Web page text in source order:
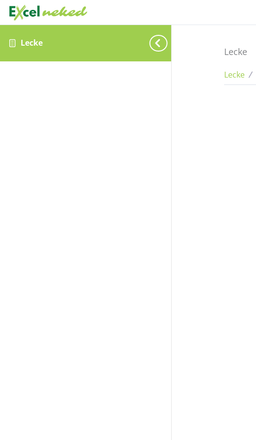
Lecke
Lecke
Lecke